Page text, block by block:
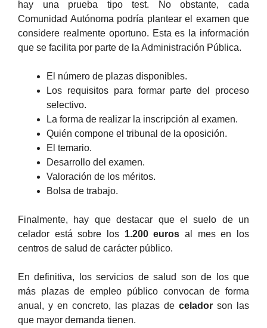
hay una prueba tipo test. No obstante, cada
Comunidad Autónoma podría plantear el examen que
considere realmente oportuno. Esta es la información
que se facilita por parte de la Administración Pública.
El número de plazas disponibles.
Los requisitos para formar parte del proceso
selectivo.
La forma de realizar la inscripción al examen.
Quién compone el tribunal de la oposición.
El temario.
Desarrollo del examen.
Valoración de los méritos.
Bolsa de trabajo.
Finalmente, hay que destacar que el suelo de un
celador está sobre los 1.200 euros al mes en los
centros de salud de carácter público.
En definitiva, los servicios de salud son de los que
más plazas de empleo público convocan de forma
anual, y en concreto, las plazas de celador son las
que mayor demanda tienen.